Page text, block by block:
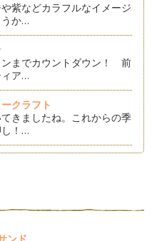
紫などカラフルなイメージ
うか…
ンまでカウントダウン！ 前
ィア…
クラフト
きましたね。これからの季
し！…
は、思わずコメントしてし
…
テーブルデコレーション